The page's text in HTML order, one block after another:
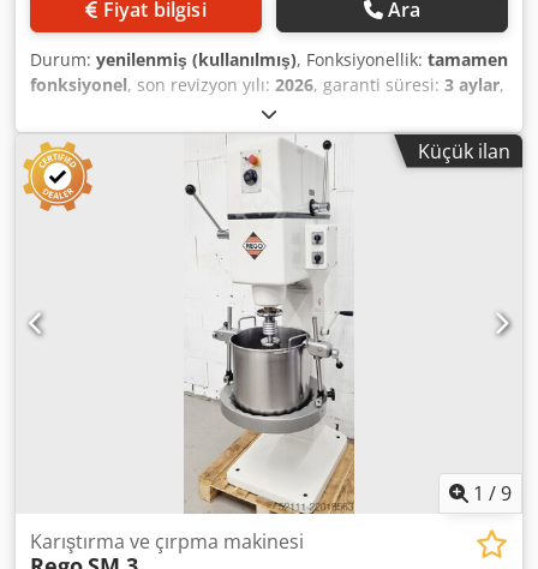
Fiyat bilgisi Ara
Durum: yenilenmiş (kullanılmış), Fonksiyonellik: tamamen
fonksiyonel, son revizyon yılı: 2026, garanti süresi: 3 aylar,
, DGUV onaylı - geçerlilik tarihi:
toplam ağırlık:375 kg, elektrik sigortası:16 A, giriş
frekansı:
, boş ağırlık:375 kg , Karıştırma ve Çırpma
Makinesi Rego Modeli: SM 3, yenilenmiş Zaman ayarlı
otomatik karıştırma özellikli karıştırma makinesi. Çırpma
işlemi söz konusu olduğunda, bu makine idealdir! 2
çalışma fonksiyonu: 1 x karıştırma / 1 x çırpma Cjdpfxszpg
Ide Afijha 1 karıştırma aparatı, 1 çırpma aparatı 1 adet 32
litrelik paslanmaz çelik kazan Çalışma mili/karıştırma mili,
yenilenmiş Yüksek performanslı ve sağlam teknoloji Sadece
bizde DGUV V 3 sertifikalı Bağlantı: 400V, 16A-CEE fiş
Uzman bir firmadan kalite! İkinci el, yenilenmiş ve SAB
tarafından kontrol edilmiş Garanti kapsamındadır. Bizi
Küçük ilan
1 /9
Karıştırma ve çırpma makinesi